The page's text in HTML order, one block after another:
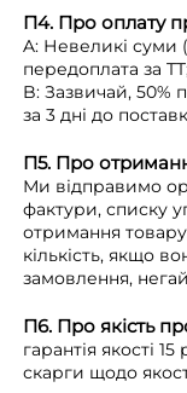
П4. Про оплату
A: Невеликі суми
передоплата за
B: Зазвичай, 50%
за 3 дні до
П5. Про
Ми відправимо
фактури, списку
отримання
кількість, якщо
замовлення,
П6. Про якість
гарантія якості
скарги щодо